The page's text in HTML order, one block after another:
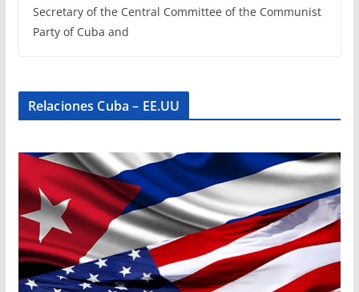
Secretary of the Central Committee of the Communist
Party of Cuba and
Relaciones Cuba – EE.UU